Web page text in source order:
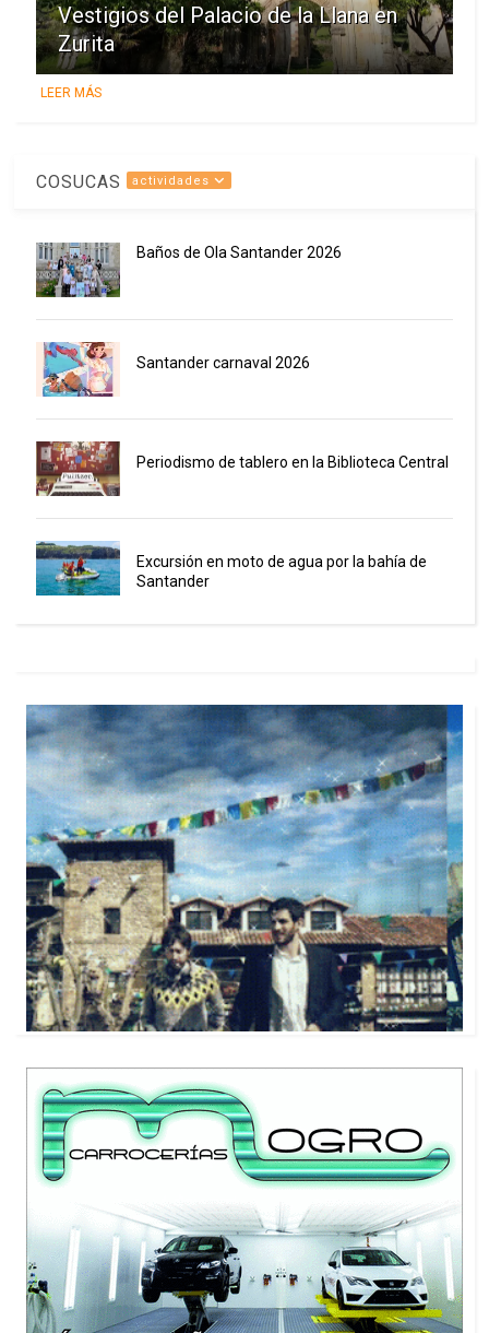
Vestigios del Palacio de la Llana en
Zurita
LEER MÁS
COSUCAS actividades
Baños de Ola Santander 2026
Santander carnaval 2026
Periodismo de tablero en la Biblioteca Central
Excursión en moto de agua por la bahía de
Santander